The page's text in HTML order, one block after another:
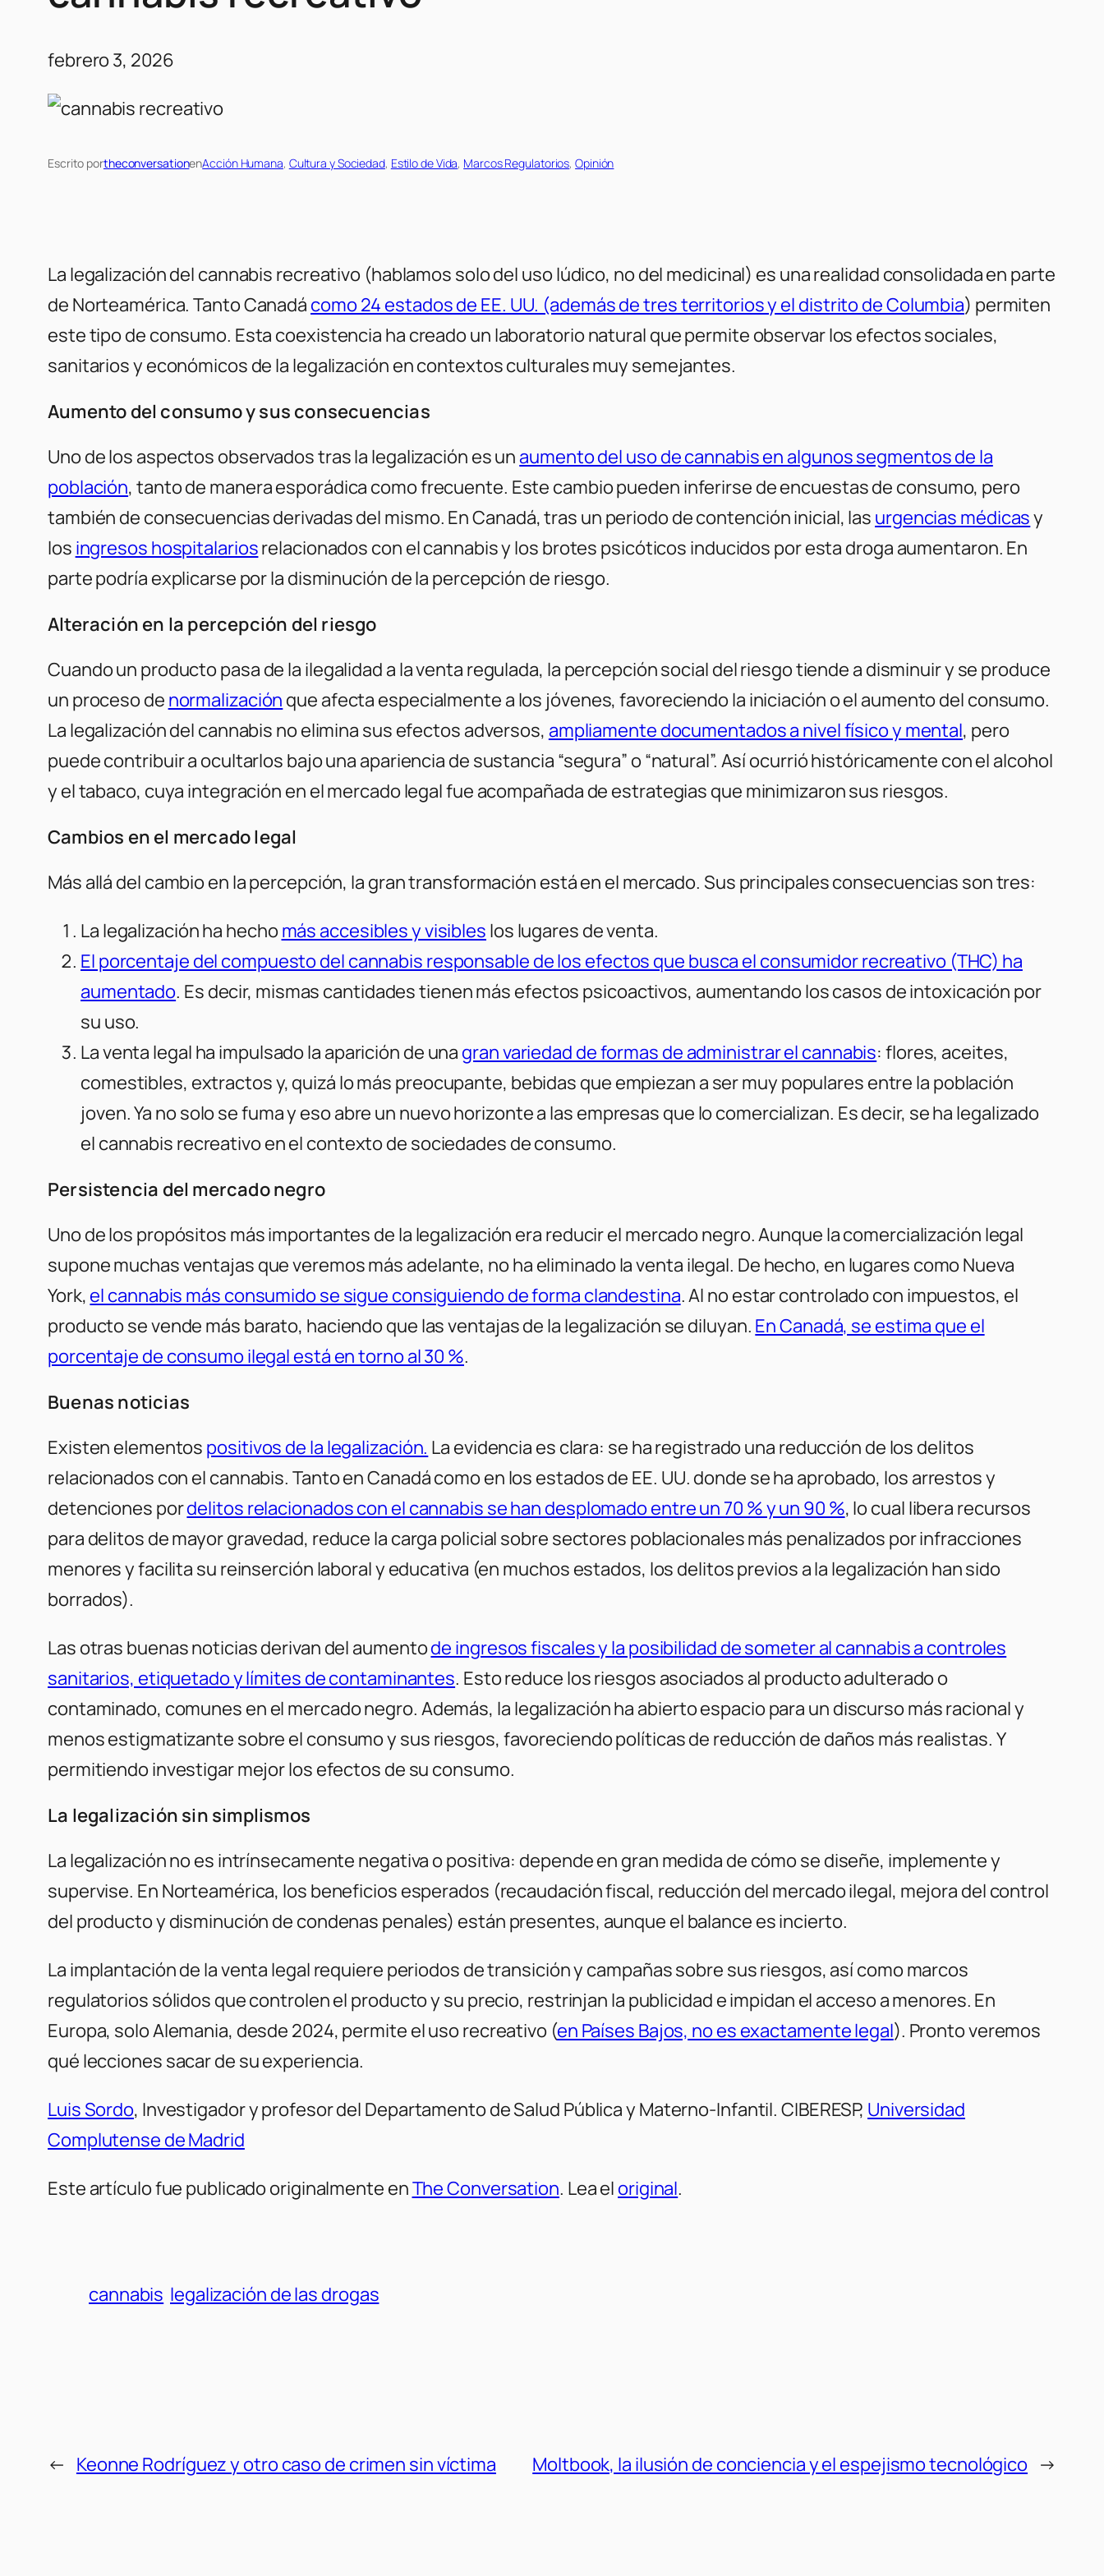
febrero 3, 2026
Escrito portheconversationenAcción Humana, Cultura y Sociedad, Estilo de Vida, Marcos Regulatorios, Opinión
La legalización del cannabis recreativo (hablamos solo del uso lúdico, no del medicinal) es una realidad consolidada en parte
de Norteamérica. Tanto Canadá como 24 estados de EE. UU. (además de tres territorios y el distrito de Columbia) permiten
este tipo de consumo. Esta coexistencia ha creado un laboratorio natural que permite observar los efectos sociales,
sanitarios y económicos de la legalización en contextos culturales muy semejantes.
Aumento del consumo y sus consecuencias
Uno de los aspectos observados tras la legalización es un aumento del uso de cannabis en algunos segmentos de la
población, tanto de manera esporádica como frecuente. Este cambio pueden inferirse de encuestas de consumo, pero
también de consecuencias derivadas del mismo. En Canadá, tras un periodo de contención inicial, las urgencias médicasy
los ingresos hospitalariosrelacionados con el cannabis y los brotes psicóticos inducidos por esta droga aumentaron. En
parte podría explicarse por la disminución de la percepción de riesgo.
Alteración en la percepción del riesgo
Cuando un producto pasa de la ilegalidad a la venta regulada, la percepción social del riesgo tiende a disminuir y se produce
un proceso de normalización que afecta especialmente a los jóvenes, favoreciendo la iniciación o el aumento del consumo.
La legalización del cannabis no elimina sus efectos adversos, ampliamente documentados a nivel físico y mental, pero
puede contribuir a ocultarlos bajo una apariencia de sustancia “segura” o “natural”. Así ocurrió históricamente con el alcohol
y el tabaco, cuya integración en el mercado legal fue acompañada de estrategias que minimizaron sus riesgos.
Cambios en el mercado legal
Más allá del cambio en la percepción, la gran transformación está en el mercado. Sus principales consecuencias son tres:
La legalización ha hecho más accesibles y visibles los lugares de venta.
El porcentaje del compuesto del cannabis responsable de los efectos que busca el consumidor recreativo (THC) ha
aumentado. Es decir, mismas cantidades tienen más efectos psicoactivos, aumentando los casos de intoxicación por
su uso.
La venta legal ha impulsado la aparición de una gran variedad de formas de administrar el cannabis: flores, aceites,
comestibles, extractos y, quizá lo más preocupante, bebidas que empiezan a ser muy populares entre la población
joven. Ya no solo se fuma y eso abre un nuevo horizonte a las empresas que lo comercializan. Es decir, se ha legalizado
el cannabis recreativo en el contexto de sociedades de consumo.
Persistencia del mercado negro
Uno de los propósitos más importantes de la legalización era reducir el mercado negro. Aunque la comercialización legal
supone muchas ventajas que veremos más adelante, no ha eliminado la venta ilegal. De hecho, en lugares como Nueva
York, el cannabis más consumido se sigue consiguiendo de forma clandestina. Al no estar controlado con impuestos, el
producto se vende más barato, haciendo que las ventajas de la legalización se diluyan. En Canadá, se estima que el
porcentaje de consumo ilegal está en torno al 30 %.
Buenas noticias
Existen elementos positivos de la legalización. La evidencia es clara: se ha registrado una reducción de los delitos
relacionados con el cannabis. Tanto en Canadá como en los estados de EE. UU. donde se ha aprobado, los arrestos y
detenciones pordelitos relacionados con el cannabis se han desplomado entre un 70 % y un 90 %, lo cual libera recursos
para delitos de mayor gravedad, reduce la carga policial sobre sectores poblacionales más penalizados por infracciones
menores y facilita su reinserción laboral y educativa (en muchos estados, los delitos previos a la legalización han sido
borrados).
Las otras buenas noticias derivan del aumentode ingresos fiscales y la posibilidad de someter al cannabis a controles
sanitarios, etiquetado y límites de contaminantes. Esto reduce los riesgos asociados al producto adulterado o
contaminado, comunes en el mercado negro. Además, la legalización ha abierto espacio para un discurso más racional y
menos estigmatizante sobre el consumo y sus riesgos, favoreciendo políticas de reducción de daños más realistas. Y
permitiendo investigar mejor los efectos de su consumo.
La legalización sin simplismos
La legalización no es intrínsecamente negativa o positiva: depende en gran medida de cómo se diseñe, implemente y
supervise. En Norteamérica, los beneficios esperados (recaudación fiscal, reducción del mercado ilegal, mejora del control
del producto y disminución de condenas penales) están presentes, aunque el balance es incierto.
La implantación de la venta legal requiere periodos de transición y campañas sobre sus riesgos, así como marcos
regulatorios sólidos que controlen el producto y su precio, restrinjan la publicidad e impidan el acceso a menores. En
Europa, solo Alemania, desde 2024, permite el uso recreativo (en Países Bajos, no es exactamente legal). Pronto veremos
qué lecciones sacar de su experiencia.
Luis Sordo, Investigador y profesor del Departamento de Salud Pública y Materno-Infantil. CIBERESP, Universidad
Complutense de Madrid
Este artículo fue publicado originalmente enThe Conversation. Lea el original.
cannabis legalización de las drogas
← Keonne Rodríguez y otro caso de crimen sin víctima Moltbook, la ilusión de conciencia y el espejismo tecnológico →